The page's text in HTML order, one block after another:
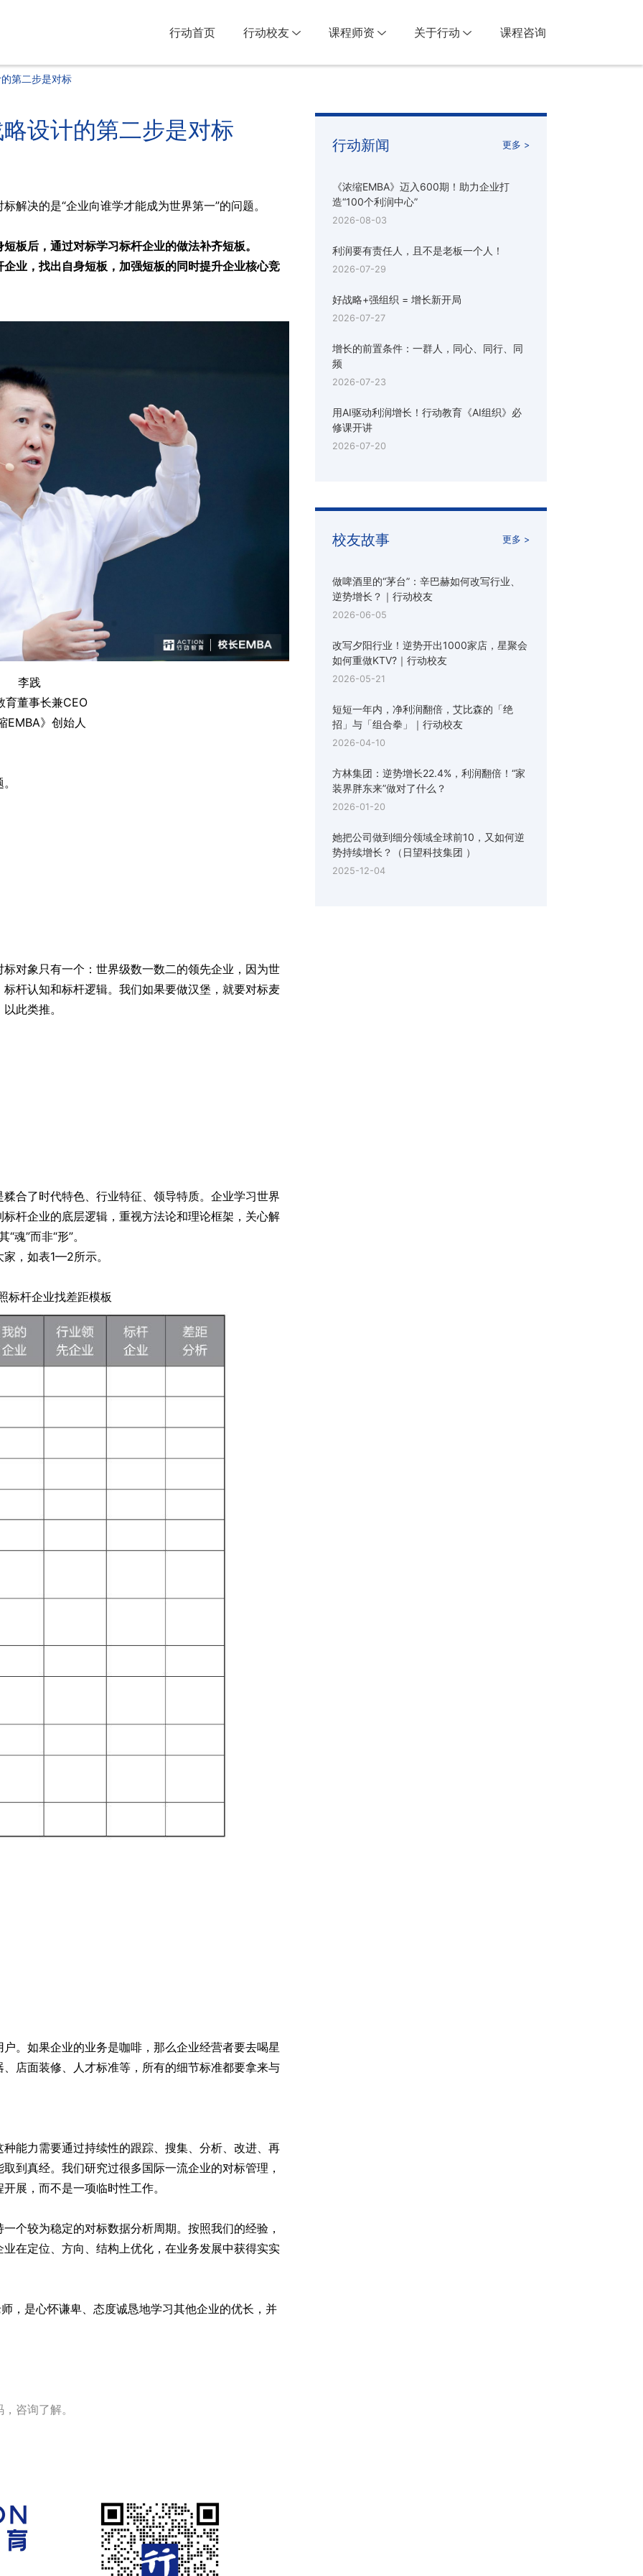
行动首页 行动校友 课程师资 关于行动 课程咨询
第二步是对标
设计的第二步是对标
解决的是“企业向谁学才能成为世界第一”的问题。
板后，通过对标学习标杆企业的做法补齐短板。
业，找出自身短板，加强短板的同时提升企业核心竞
李践
育董事长兼CEO
EMBA》创始人
对象只有一个：世界级数一数二的领先企业，因为世
杆认知和标杆逻辑。我们如果要做汉堡，就要对标麦
此类推。
合了时代特色、行业特征、领导特质。企业学习世界
杆企业的底层逻辑，重视方法论和理论框架，关心解
魂”而非“形”。
，如表1—2所示。
标杆企业找差距模板
。如果企业的业务是咖啡，那么企业经营者要去喝星
店面装修、人才标准等，所有的细节标准都要拿来与
能力需要通过持续性的跟踪、搜集、分析、改进、再
到真经。我们研究过很多国际一流企业的对标管理，
展，而不是一项临时性工作。
个较为稳定的对标数据分析周期。按照我们的经验，
在定位、方向、结构上优化，在业务发展中获得实实
，是心怀谦卑、态度诚恳地学习其他企业的优长，并
咨询了解。
行动新闻 更多 >
《浓缩EMBA》迈入600期！助力企业打
造“100个利润中心”
2026-08-03
利润要有责任人，且不是老板一个人！
2026-07-29
好战略+强组织 = 增长新开局
2026-07-27
增长的前置条件：一群人，同心、同行、同
频
2026-07-23
用AI驱动利润增长！行动教育《AI组织》必
修课开讲
2026-07-20
校友故事 更多 >
做啤酒里的“茅台”：辛巴赫如何改写行业、
逆势增长？｜行动校友
2026-06-05
改写夕阳行业！逆势开出1000家店，星聚会
如何重做KTV?｜行动校友
2026-05-21
短短一年内，净利润翻倍，艾比森的「绝
招」与「组合拳」｜行动校友
2026-04-10
方林集团：逆势增长22.4%，利润翻倍！“家
装界胖东来”做对了什么？
2026-01-20
她把公司做到细分领域全球前10，又如何逆
势持续增长？（日望科技集团 ）
2025-12-04